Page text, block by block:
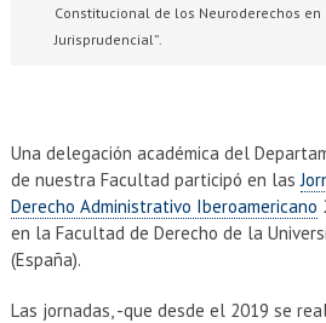
Constitucional de los Neuroderechos en
Jurisprudencial”.
Una delegación académica del
de nuestra Facultad participó en las
Derecho Administrativo Iberoamericano
en la Facultad de Derecho de la
(España).
Las jornadas, -que desde el 2019 se